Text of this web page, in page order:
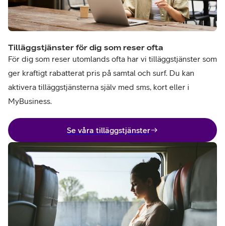
Tilläggstjänster för dig som reser ofta
För dig som reser utomlands ofta har vi tilläggstjänster som
ger kraftigt rabatterat pris på samtal och surf. Du kan
aktivera tilläggstjänsterna själv med sms, kort eller i
MyBusiness.
Se våra tilläggstjänster